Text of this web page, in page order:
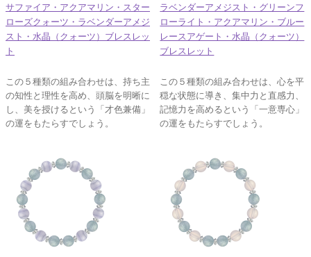
サファイア・アクアマリン・スター
ローズクォーツ・ラベンダーアメジ
スト・水晶（クォーツ）ブレスレッ
ト
この５種類の組み合わせは、持ち主
の知性と理性を高め、頭脳を明晰に
し、美を授けるという「才色兼備」
の運をもたらすでしょう。
ラベンダーアメジスト・グリーンフ
ローライト・アクアマリン・ブルー
レースアゲート・水晶（クォーツ）
ブレスレット
この５種類の組み合わせは、心を平
穏な状態に導き、集中力と直感力、
記憶力を高めるという「一意専心」
の運をもたらすでしょう。